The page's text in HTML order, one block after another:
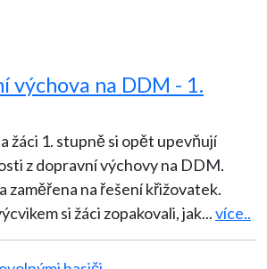
výchova na DDM - 1.
žáci 1. stupně si opět upevňují
z dopravní výchovy na DDM.
zaměřena na řešení křižovatek.
si žáci zopakovali, jak...více..